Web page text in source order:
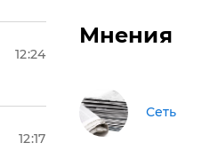
12:24
12:17
Мнения
Сеть